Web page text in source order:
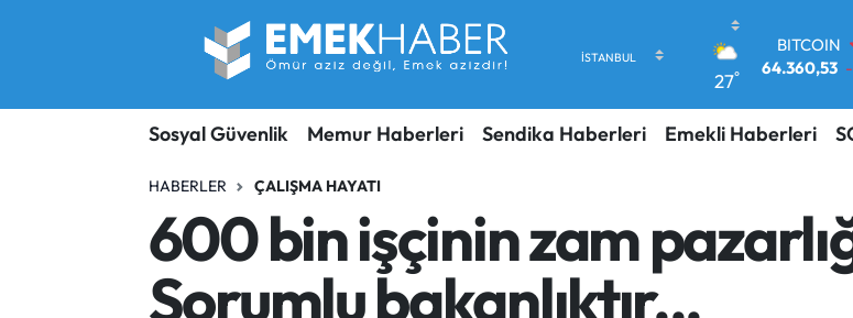
27°
DOLAR
47,7069
55,0265
STERLİN
BİST100
64
BITCOIN
Sosyal Güvenlik Memur Haberleri Sendika Haberleri Emekli Haberleri
HABERLER ÇALIŞMA HAYATI
600 bin işçinin zam
Sorumlu bakanlıktır...
SORU-CEVAP
Trafik Durumu
Süper Lig Puan Durumu ve Fikstür
Tüm Manşetler
Son Dakika Haberleri